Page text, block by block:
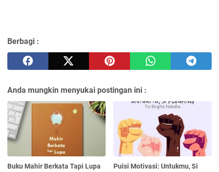
Berbagi :
Anda mungkin menyukai postingan ini :
Buku Mahir Berkata Tapi Lupa
Puisi Motivasi: Untukmu, Si